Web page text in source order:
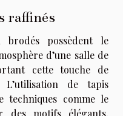
raffinés
brodés possèdent le
d’une salle de
cette touche de
L’utilisation de tapis
techniques comme le